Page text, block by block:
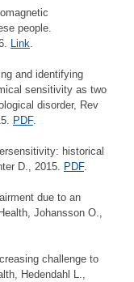
people.
Link.
and identifying
sensitivity as two
disorder, Rev
PDF.
historical
D., 2015. PDF.
due to an
Johansson O.,
challenge to
Hedendahl L.,